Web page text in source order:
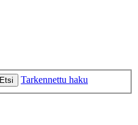
Etsi Tarkennettu haku